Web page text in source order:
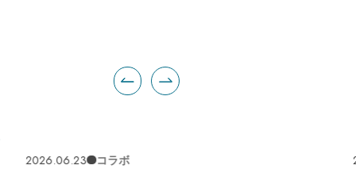
コラボ